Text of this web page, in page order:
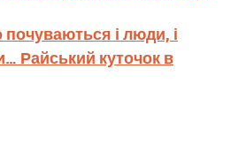
і люди, і
Райський куточок в